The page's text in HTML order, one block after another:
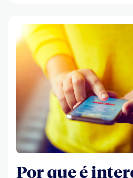
Por que é